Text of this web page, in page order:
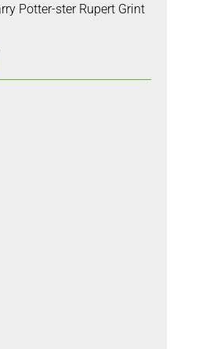
Potter-ster Rupert Grint